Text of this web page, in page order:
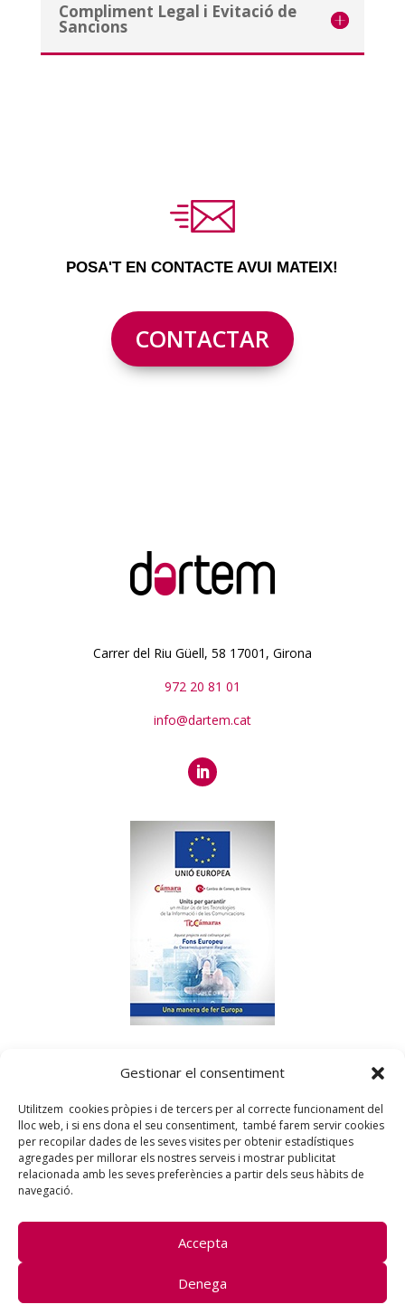
Gestionar el consentiment
Utilitzem cookies pròpies i de tercers per al correcte funcionament del
lloc web, i si ens dona el seu consentiment, també farem servir cookies
per recopilar dades de les seves visites per obtenir estadístiques
agregades per millorar els nostres serveis i mostrar publicitat
relacionada amb les seves preferències a partir dels seus hàbits de
navegació.
Accepta
Denega
Compliment Legal i Evitació de
Sancions
POSA'T EN CONTACTE AVUI MATEIX!
CONTACTAR
Carrer del Riu Güell, 58 17001, Girona
972 20 81 01
info@dartem.cat
Desarrollo Regional, cuyo objetivo es mejorar el uso y la
comunicaciones y el acceso a las mismas y gracias al cual ha
podido mejorar su presencia en internet y en las redes
sociales. Esta acción ha tenido lugar durante el 2017 y el 2018.
Para hacerlo posible, ha contado con el apoyo del programa
TICCámaras de la Cámara de Girona. Fondo Europeo de
Desarrollo Regional. Una manera de hacer Europa»
Dartem 2021 – Avís legal
Política de privacitat|Política de cookies